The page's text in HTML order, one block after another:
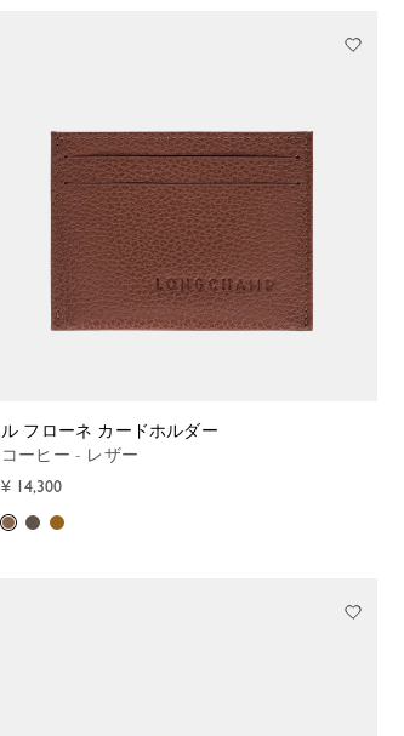
ル フローネ カードホルダー
コーヒー - レザー
¥ 14,300